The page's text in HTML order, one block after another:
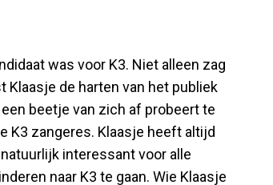
was voor K3. Niet alleen zag
Klaasje de harten van het publiek
beetje van zich af probeert te
K3 zangeres. Klaasje heeft altijd
interessant voor alle
naar K3 te gaan. Wie Klaasje